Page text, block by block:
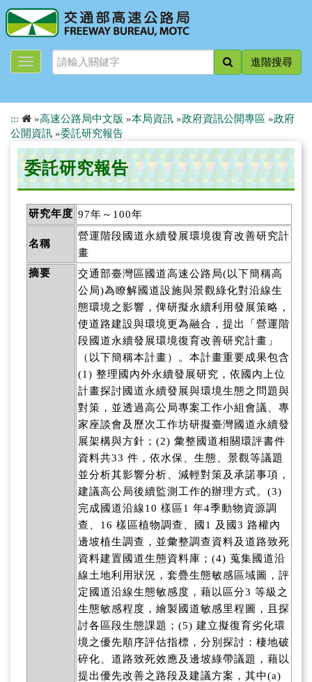
跳
到
主
進階搜尋
::: »高速公路局中文版 »本局資訊 »政府資訊公開專區 »政府
公開資訊 »委託研究報告
委託研究報告
研究年度 97年～100年
名稱
營運階段國道永續發展環境復育改善研究計
畫
摘要
交通部臺灣區國道高速公路局(以下簡稱高
公局)為瞭解國道設施與景觀綠化對沿線生
態環境之影響，俾研擬永續利用發展策略，
使道路建設與環境更為融合，提出「營運階
段國道永續發展環境復育改善研究計畫」
（以下簡稱本計畫）。本計畫重要成果包含
(1) 整理國內外永續發展研究，依國內上位
計畫探討國道永續發展與環境生態之問題與
對策，並透過高公局專案工作小組會議、專
家座談會及歷次工作坊研擬臺灣國道永續發
展架構與方針；(2) 彙整國道相關環評書件
資料共33 件，依水保、生態、景觀等議題
並分析其影響分析、減輕對策及承諾事項，
建議高公局後續監測工作的辦理方式。(3)
完成國道沿線10 樣區1 年4季動物資源調
查、16 樣區植物調查、國1 及國3 路權內
邊坡植生調查，並彙整調查資料及道路致死
資料建置國道生態資料庫；(4) 蒐集國道沿
線土地利用狀況，套疊生態敏感區域圖，評
定國道沿線生態敏感度，藉以區分3 等級之
生態敏感程度，繪製國道敏感里程圖，且探
討各區段生態課題；(5) 建立擬復育劣化環
境之優先順序評估指標，分別探討：棲地破
碎化、道路致死效應及邊坡綠帶議題，藉以
提出優先改善之路段及建議方案，其中(a)